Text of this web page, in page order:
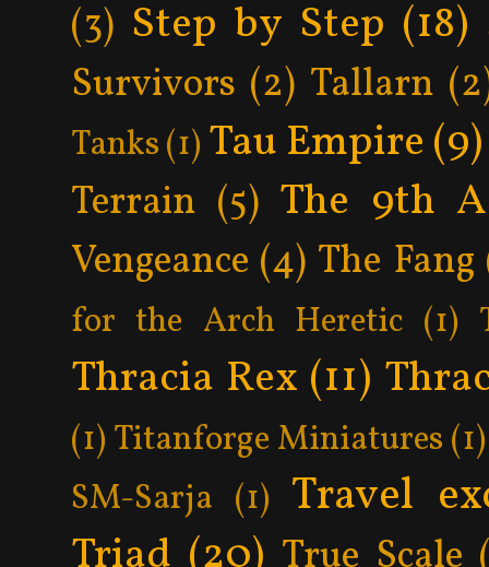
(3) Step by Step (18)
Survivors (2) Tallarn
Tanks(1) Tau Empire (9)
Terrain (5) The 9th
Vengeance (4) The Fang
for the Arch Heretic (1)
Thracia Rex (11)
(1) Titanforge Miniatures (1)
SM-Sarja (1) Travel